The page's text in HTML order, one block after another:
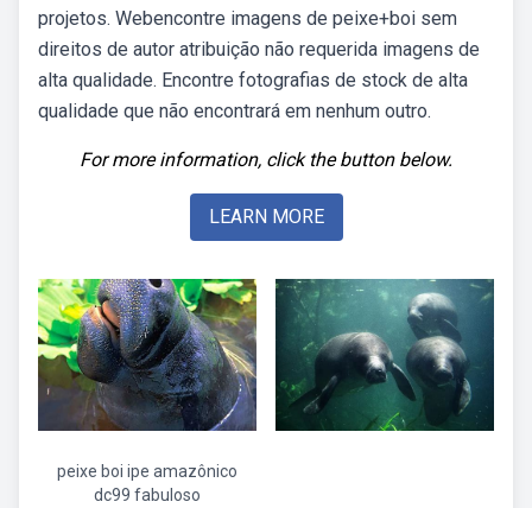
projetos. Webencontre imagens de peixe+boi sem
direitos de autor atribuição não requerida imagens de
alta qualidade. Encontre fotografias de stock de alta
qualidade que não encontrará em nenhum outro.
For more information, click the button below.
LEARN MORE
peixe boi ipe amazônico
dc99 fabuloso